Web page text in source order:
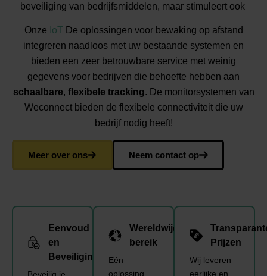
beveiliging van bedrijfsmiddelen, maar stimuleert ook
Onze IoT De oplossingen voor bewaking op afstand
integreren naadloos met uw bestaande systemen en
bieden een zeer betrouwbare service met weinig
gegevens voor bedrijven die behoefte hebben aan
schaalbare, flexibele tracking. De monitorsystemen van
Weconnect bieden de flexibele connectiviteit die uw
bedrijf nodig heeft!
Meer over ons Neem contact op
Eenvoud
en
Beveiliging
Beveilig je
Wereldwijd
bereik
Eén
oplossing
Prijzen
Wij leveren
eerlijke en